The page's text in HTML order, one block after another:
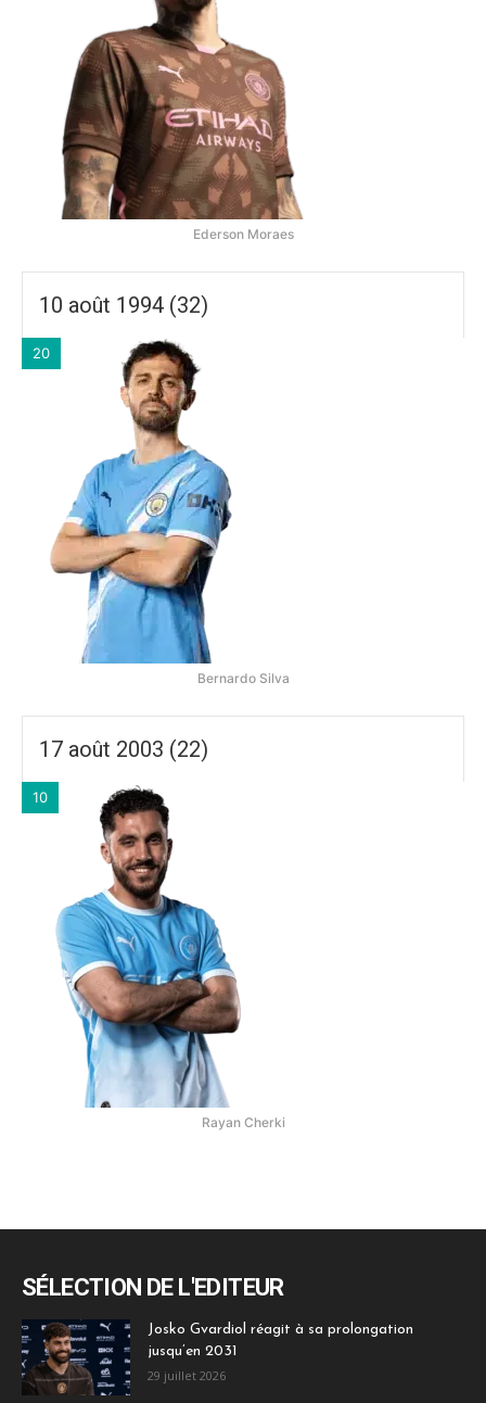
Ederson Moraes
10 août 1994 (32)
20
Bernardo Silva
17 août 2003 (22)
10
Rayan Cherki
SÉLECTION DE L'EDITEUR
Josko Gvardiol réagit à sa prolongation
jusqu’en 2031
29 juillet 2026